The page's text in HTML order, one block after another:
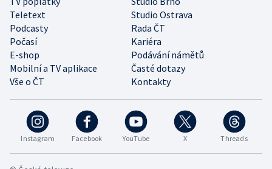
Instagram Facebook YouTube X Threads
Teletext
Studio Ostrava
Podcasty
Rada ČT
Počasí
Kariéra
E-shop
Podávání námětů
Mobilní a TV aplikace
Časté dotazy
Vše o ČT
Kontakty